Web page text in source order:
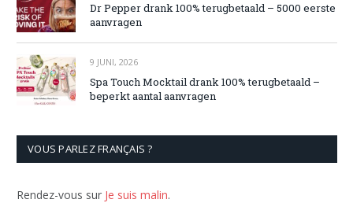
Dr Pepper drank 100% terugbetaald – 5000 eerste
aanvragen
9 JUNI, 2026
Spa Touch Mocktail drank 100% terugbetaald –
beperkt aantal aanvragen
VOUS PARLEZ FRANÇAIS ?
Rendez-vous sur Je suis malin.